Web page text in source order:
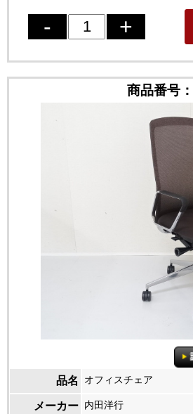
商品番号：
品名 オフィスチェア
メーカー 内田洋行